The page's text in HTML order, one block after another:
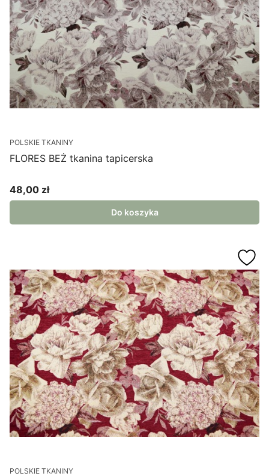
POLSKIE TKANINY
FLORES BEŻ tkanina tapicerska
Cena
48,00 zł
Do koszyka
POLSKIE TKANINY